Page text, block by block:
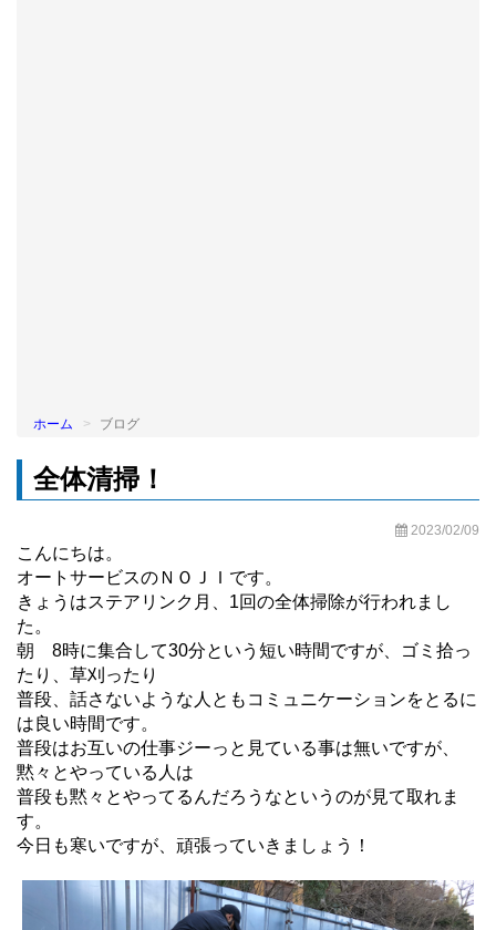
ホーム ブログ
全体清掃！
2023/02/09
こんにちは。
オートサービスのＮＯＪＩです。
きょうはステアリンク月、1回の全体掃除が行われまし
た。
朝 8時に集合して30分という短い時間ですが、ゴミ拾っ
たり、草刈ったり
普段、話さないような人ともコミュニケーションをとるに
は良い時間です。
普段はお互いの仕事ジーっと見ている事は無いですが、
黙々とやっている人は
普段も黙々とやってるんだろうなというのが見て取れま
す。
今日も寒いですが、頑張っていきましょう！